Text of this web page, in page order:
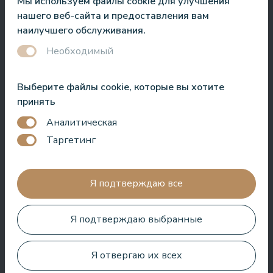
Jānis Zavadskis
Хороший отель для проведения времени в СПА. Номера
хорошие, расположение рядом с морем. Бармены
дружелюбны и приготовили отличный коктейль.
Aleks Aves
Очень хороший СПА, удивительные процедуры, хорошие
номера, вкусная еда и полезное обслуживание. Нам очень
понравилось.
нашего веб-сайта и предоставления вам
наилучшего обслуживания.
Необходимый
Выберите файлы cookie, которые вы хотите
принять
Аналитическая
Таргетинг
Я подтверждаю все
Я подтверждаю выбранные
Я отвергаю их всех